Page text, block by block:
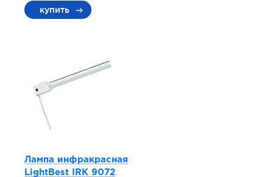
купить
Лампа инфракрасная
LightBest IRK 9072